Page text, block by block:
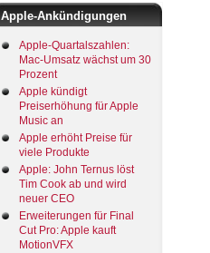
Apple-Ankündigungen
Apple-Quartalszahlen:
Mac-Umsatz wächst um 30
Prozent
Apple kündigt
Preiserhöhung für Apple
Music an
Apple erhöht Preise für
viele Produkte
Apple: John Ternus löst
Tim Cook ab und wird
neuer CEO
Erweiterungen für Final
Cut Pro: Apple kauft
MotionVFX